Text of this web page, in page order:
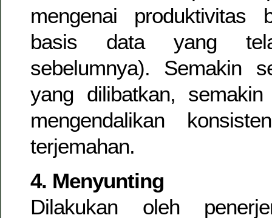
mengenai produktivitas
basis data yang
sebelumnya). Semakin
yang dilibatkan,
mengendalikan
terjemahan.
4. Menyunting
Dilakukan oleh